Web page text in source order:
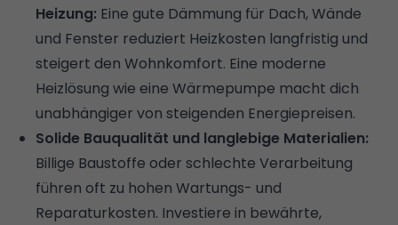
Heizung: Eine gute Dämmung für Dach, Wände
und Fenster reduziert Heizkosten langfristig und
steigert den Wohnkomfort. Eine moderne
Heizlösung wie eine Wärmepumpe macht dich
unabhängiger von steigenden Energiepreisen.
Solide Bauqualität und langlebige Materialien:
Billige Baustoffe oder schlechte Verarbeitung
führen oft zu hohen Wartungs- und
Reparaturkosten. Investiere in bewährte,